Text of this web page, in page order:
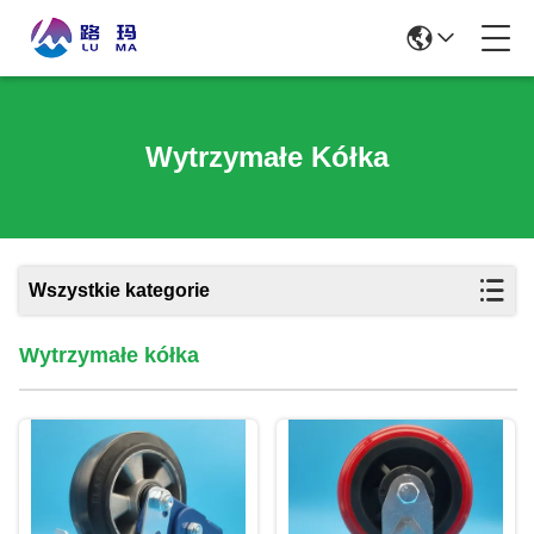
Wytrzymałe Kółka
Wszystkie kategorie
Wytrzymałe kółka